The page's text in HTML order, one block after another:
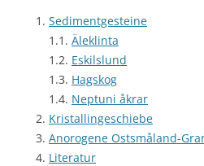
Sedimentgesteine
1.1. Äleklinta
1.2. Eskilslund
1.3. Hagskog
1.4. Neptuni åkrar
Kristallingeschiebe
Anorogene Ostsmåland-
Literatur